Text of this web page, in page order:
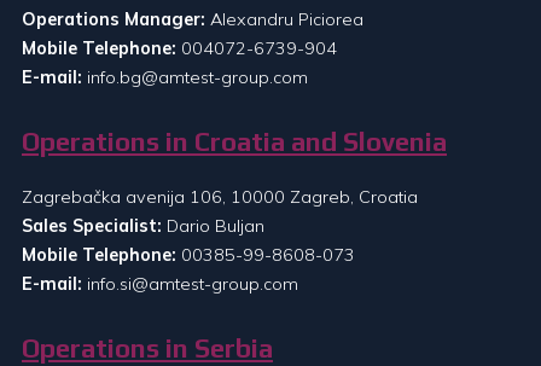
Operations Manager: Alexandru Piciorea
Mobile Telephone: 004072-6739-904
E-mail: info.bg@amtest-group.com
Operations in Croatia and Slovenia
Zagrebačka avenija 106, 10000 Zagreb, Croatia
Sales Specialist: Dario Buljan
Mobile Telephone: 00385-99-8608-073
E-mail: info.si@amtest-group.com
Operations in Serbia